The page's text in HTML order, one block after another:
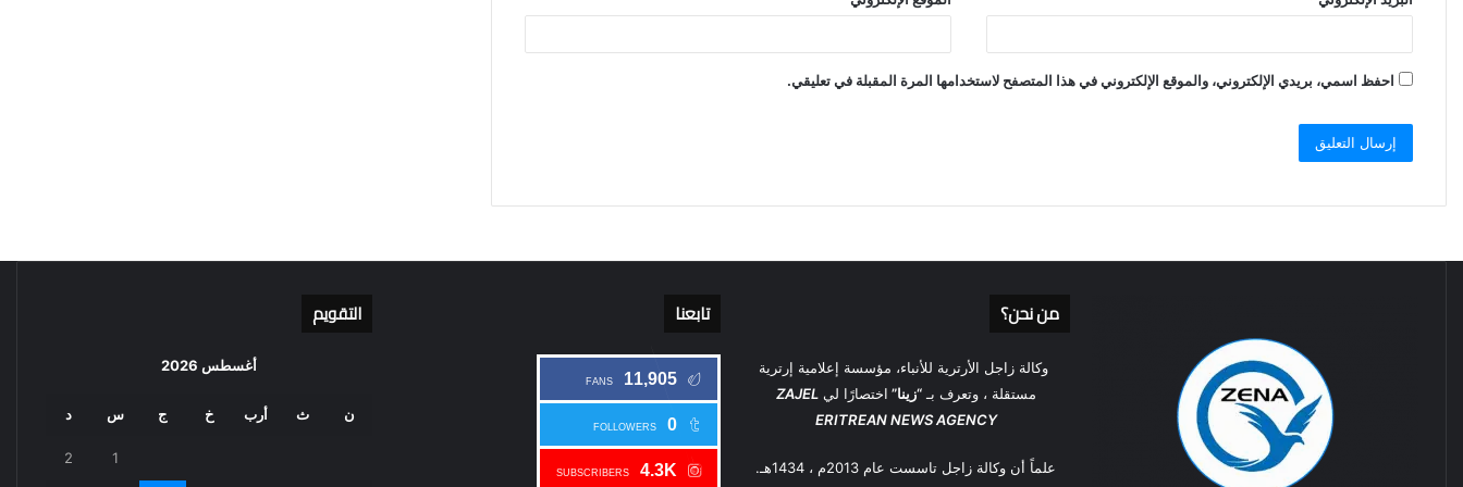
احفظ اسمي، بريدي الإلكتروني، والموقع الإلكتروني في هذا المتصفح لاستخدامها المرة المقبلة في تعليقي.
من نحن؟
وكالة زاجل الأرترية للأنباء، مؤسسة إعلامية إرترية
مستقلة ، وتعرف بـ“زينا” اختصارًا ليZAJEL
ERITREAN NEWS AGENCY
علماً أن وكالة زاجل تاسست عام 2013م ، 1434هـ.
تابعنا
11,905
FANS
0
FOLLOWERS
4.3K
SUBSCRIBERS
التقويم
أغسطس 2026
ن ث أرب خ ج س د
1
2